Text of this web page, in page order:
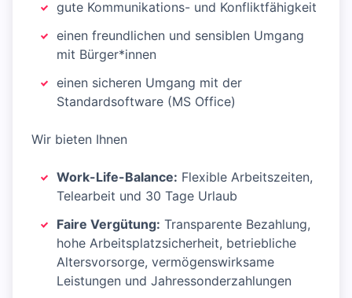
gute Kommunikations- und Konfliktfähigkeit
einen freundlichen und sensiblen Umgang
mit Bürger*innen
einen sicheren Umgang mit der
Standardsoftware (MS Office)
Wir bieten Ihnen
Work-Life-Balance: Flexible Arbeitszeiten,
Telearbeit und 30 Tage Urlaub
Faire Vergütung: Transparente Bezahlung,
hohe Arbeitsplatzsicherheit, betriebliche
Altersvorsorge, vermögenswirksame
Leistungen und Jahressonderzahlungen